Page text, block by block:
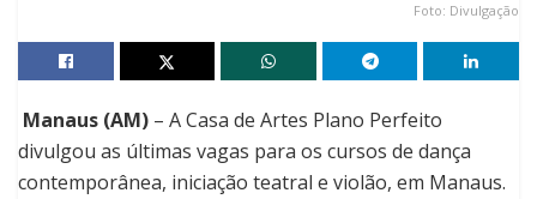
Foto: Divulgação
Manaus (AM) – A Casa de Artes Plano Perfeito
divulgou as últimas vagas para os cursos de dança
contemporânea, iniciação teatral e violão, em Manaus.